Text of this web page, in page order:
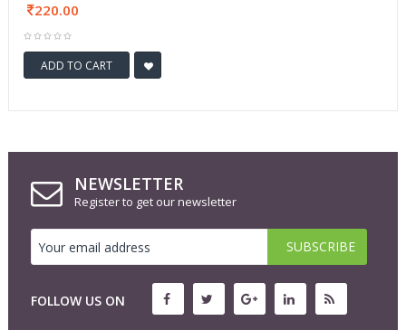
220.00
ADD TO CART
NEWSLETTER
Register to get our newsletter
FOLLOW US ON